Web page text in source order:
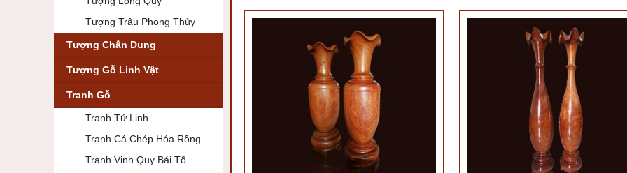
Tượng Trâu Phong Thủy
Tượng Chân Dung
Tượng Gỗ Linh Vật
Tranh Gỗ
Tranh Tứ Linh
Tranh Cá Chép Hóa Rồng
Tranh Vinh Quy Bái Tổ